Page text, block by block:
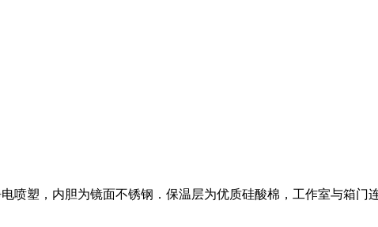
塑，内胆为镜面不锈钢．保温层为优质硅酸棉，工作室与箱门